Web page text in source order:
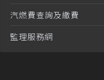
汽燃費查詢及繳費
監理服務網